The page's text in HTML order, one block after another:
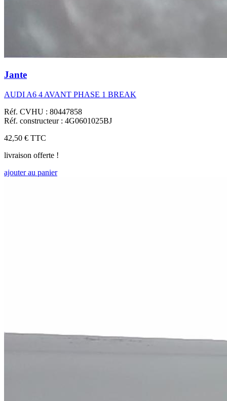
Jante
AUDI A6 4 AVANT PHASE 1 BREAK
Réf. CVHU : 80447858
Réf. constructeur : 4G0601025BJ
42,50 € TTC
livraison offerte !
ajouter au panier